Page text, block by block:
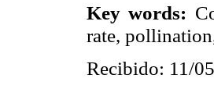
Key words:
rate,
Recibido: 11/